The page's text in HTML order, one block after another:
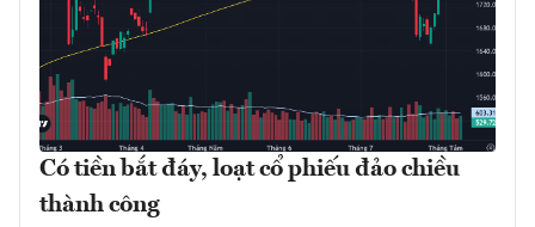
Có tiền bắt đáy, loạt cổ phiếu đảo chiều
thành công